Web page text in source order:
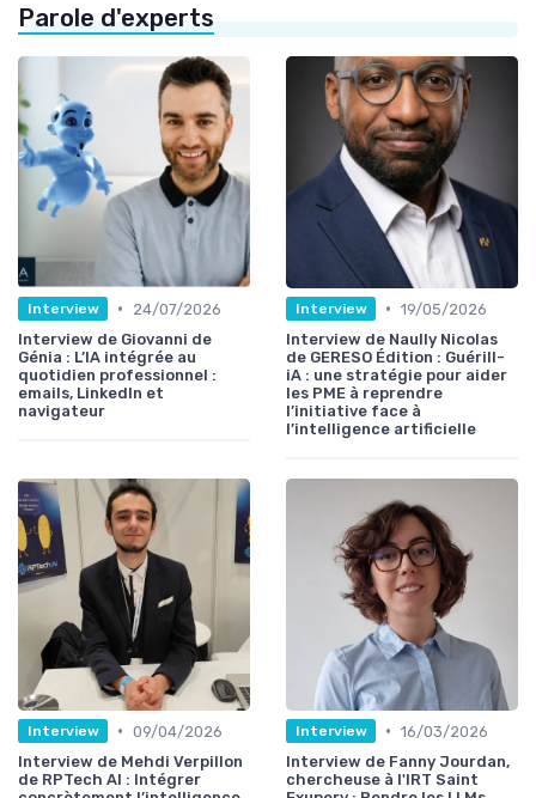
Parole d'experts
Interview •
24/07/2026
Interview de Giovanni de
Génia : L’IA intégrée au
quotidien professionnel :
emails, LinkedIn et
navigateur
Interview • 19/05/2026
Interview de Naully Nicolas
de GERESO Édition : Guérill-
iA : une stratégie pour aider
les PME à reprendre
l’initiative face à
l’intelligence artificielle
Interview • 09/04/2026
Interview de Mehdi Verpillon
de RPTech AI : Intégrer
Interview • 16/03/2026
Interview de Fanny Jourdan,
chercheuse à l'IRT Saint